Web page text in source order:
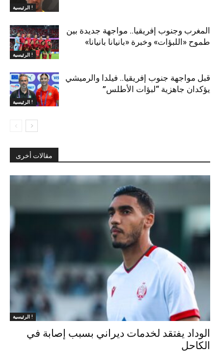
الرئيسية !
الرئيسية !
المغرب وجنوب إفريقيا.. مواجهة جديدة بين
طموح «اللبؤات» وخبرة «بانيانا بانيانا»
الرئيسية !
قبل مواجهة جنوب إفريقيا.. فيلدا والرميشي
يؤكدان جاهزية “لبؤات الأطلس”
مقالات أخرى
الرئيسية !
الوداد يفتقد لخدمات ديراني بسبب إصابة في
الكاحل